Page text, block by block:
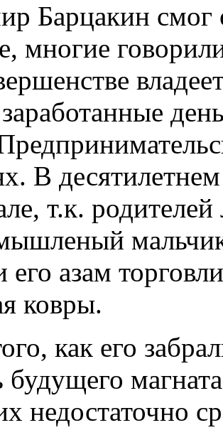
Барцакин смог
многие
В
т.к.
его азам
ковры.
как его
будущего
недостаточно